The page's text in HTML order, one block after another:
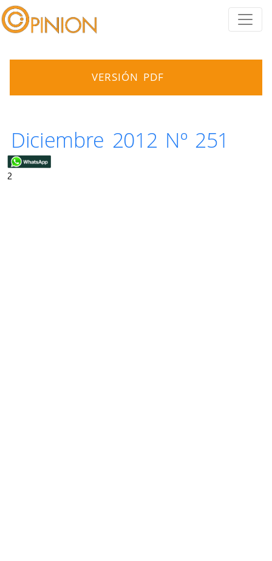
VERSIÓN PDF
Diciembre 2012 Nº 251
2